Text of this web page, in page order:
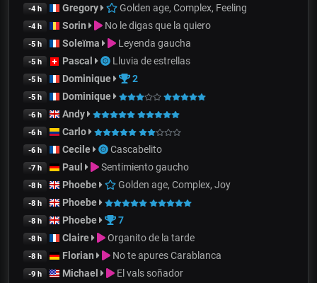
-4 h Gregory Golden age, Complex, Feeling
-4 h Sorin No le digas que la quiero
-5 h Soleïma Leyenda gaucha
-5 h Pascal Lluvia de estrellas
-5 h Dominique 2
-5 h Dominique
-6 h Andy
-6 h Carlo
-6 h Cecile Cascabelito
-7 h Paul Sentimiento gaucho
-8 h Phoebe Golden age, Complex, Joy
-8 h Phoebe
-8 h Phoebe 7
-8 h Claire Organito de la tarde
-8 h Florian No te apures Carablanca
-9 h Michael El vals soñador